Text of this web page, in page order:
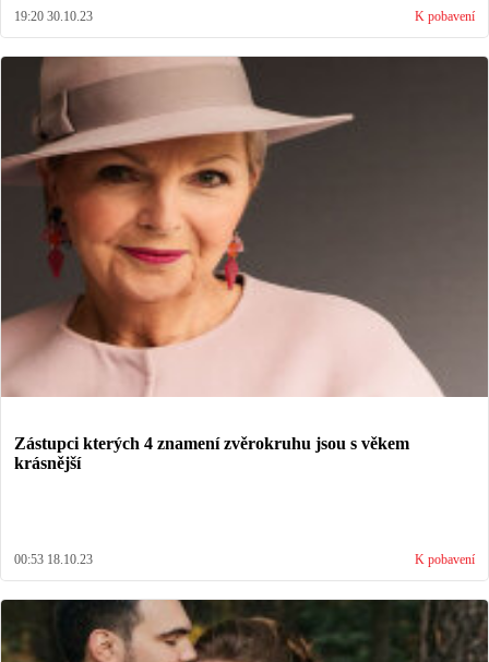
19:20 30.10.23 K pobavení
Zástupci kterých 4 znamení zvěrokruhu jsou s věkem
krásnější
00:53 18.10.23 K pobavení